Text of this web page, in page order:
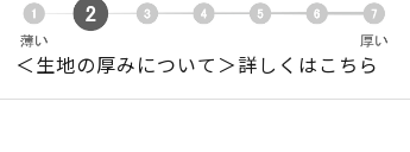
＜生地の厚みについて＞詳しくはこちら